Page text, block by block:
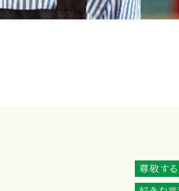
尊敬する